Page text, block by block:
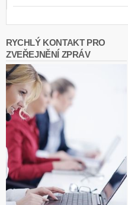
RYCHLÝ KONTAKT PRO
ZVEŘEJNĚNÍ ZPRÁV